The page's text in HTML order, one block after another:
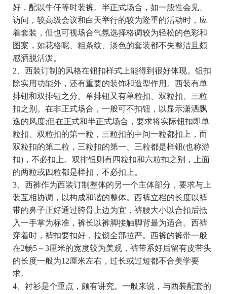
好，配以牛仔等时装裤。半正式场合，如一般性会见、
访问，较高级会议和白天举行的较为隆重的活动时，应
着套装，但也可视场合气氛选择格调较为轻松的色彩和
图案，如花格呢、粗条纹、淡色的套装都不失整洁且颇
感洒脱活泼。
2、西装订制的风格在钮扣样式上能得到很好体现。钮扣
除实用功能外，还有重要的装饰和造型作用。西装有单
排钮和双排钮之分。单排钮又有单粒扣、双粒扣、三粒
扣之别。在非正式场合，一般可不扣钮，以显示潇洒飘
逸的风度;但在正式和半正式场合，要求将实际钮扣即单
粒扣、双粒扣的第一粒，三粒扣的中间一粒都扣上，而
双粒扣的第二粒，三粒扣的第一、三粒都是样钮(也称游
扣)，不必扣上。双排钮则有四粒扣和六粒扣之别，上面
的两粒或四粒都是样扣，不必扣上。
3、西裤作为西装订制整体的另一个主体部分，要求与上
装互相协调，以构成和谐的整体。西裤立档的长度以裤
带的鼻子正好通过胯骨上边为宜，裤腰大小以合扣后抵
入一手掌为标准，裤长以裤脚接触脚背最为适合。西裤
穿着时，裤扣要扣好，拉锁全部拉严。西裤的裤带一般
在2畅5～3厘米的宽度较为美观，裤带系好后留有皮带头
的长度一般为12厘米左右，过长或过短都不合美学要
求。
4、衬衫是个重点，颇有讲究。一般来说，与西装配套的